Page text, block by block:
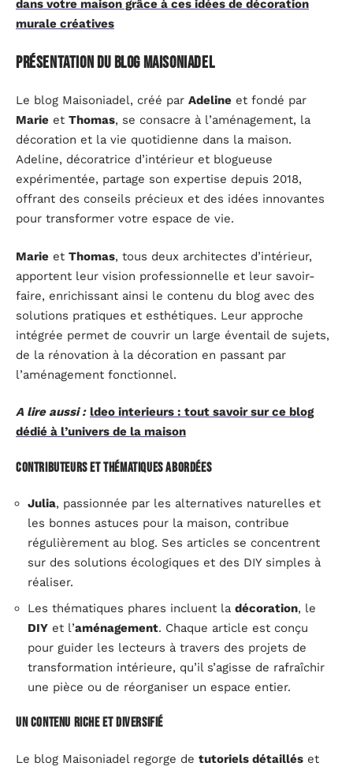
dans votre maison grâce à ces idées de décoration
murale créatives
Présentation du blog Maisoniadel
Le blog Maisoniadel, créé par Adeline et fondé par
Marie et Thomas, se consacre à l’aménagement, la
décoration et la vie quotidienne dans la maison.
Adeline, décoratrice d’intérieur et blogueuse
expérimentée, partage son expertise depuis 2018,
offrant des conseils précieux et des idées innovantes
pour transformer votre espace de vie.
Marie et Thomas, tous deux architectes d’intérieur,
apportent leur vision professionnelle et leur savoir-
faire, enrichissant ainsi le contenu du blog avec des
solutions pratiques et esthétiques. Leur approche
intégrée permet de couvrir un large éventail de sujets,
de la rénovation à la décoration en passant par
l’aménagement fonctionnel.
A lire aussi : ldeo interieurs : tout savoir sur ce blog
dédié à l’univers de la maison
Contributeurs et thématiques abordées
Julia, passionnée par les alternatives naturelles et
les bonnes astuces pour la maison, contribue
régulièrement au blog. Ses articles se concentrent
sur des solutions écologiques et des DIY simples à
réaliser.
Les thématiques phares incluent la décoration, le
DIY et l’aménagement. Chaque article est conçu
pour guider les lecteurs à travers des projets de
transformation intérieure, qu’il s’agisse de rafraîchir
une pièce ou de réorganiser un espace entier.
Un contenu riche et diversifié
Le blog Maisoniadel regorge de tutoriels détaillés et